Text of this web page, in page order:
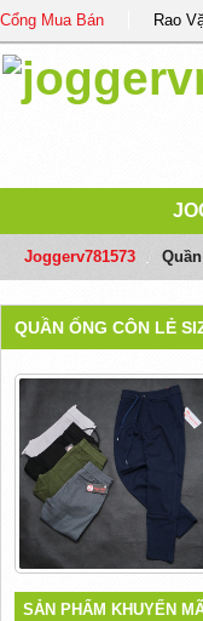
Cổng Mua Bán Rao
Joggerv781573
QUẦN ỐNG CÔN LẺ
SẢN PHẨM KHUYẾN